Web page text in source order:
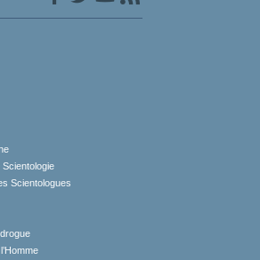
Scientologues